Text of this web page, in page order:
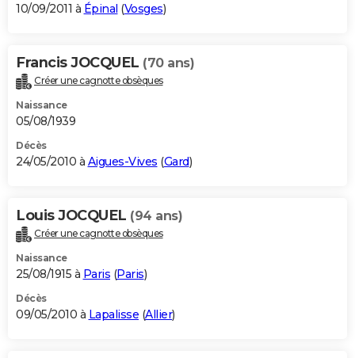
10/09/2011 à Épinal (Vosges)
Francis JOCQUEL (70 ans)
Créer une cagnotte obsèques
Naissance
05/08/1939
Décès
24/05/2010 à Aigues-Vives (Gard)
Louis JOCQUEL (94 ans)
Créer une cagnotte obsèques
Naissance
25/08/1915 à Paris (Paris)
Décès
09/05/2010 à Lapalisse (Allier)